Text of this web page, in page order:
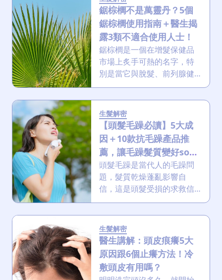
脫髮洗頭水資訊，還是想從
飲食方面著手改善，本文都
能提供實用建議！
鋸棕櫚不是萬靈丹？5個
鋸棕櫚使用指南＋醫生揭
露3類不適合使用人士！
鋸棕櫚是一個在增髮保健品
市場上炙手可熱的名字，特
別是當它與脫髮、前列腺健
康等問題聯繫在一起時。許
多人將其視為解決男性脫髮
的天然救星，但鋸棕櫚提取
物真的有如此神奇的功效
嗎？這篇文章將帶你深入了
解鋸棕櫚的真正面貌，從科
學角度解析其作用原理，並
破除坊間的迷思，文章最後
還有獨家的生髮療程優惠大
放送！別錯過了！
生髮解密
【頭髮毛躁必讀】5大成
因＋10款抗毛躁產品推
薦，讓毛躁髮質變好so
easy！
頭髮毛躁是當代人的毛躁問
題，髮質乾燥蓬亂影響自
信，這是頭髮受損的求救信
號！本文將為你徹底解析頭
髮毛躁的原因、糾正6大護髮
NG行為，並提供10款抗毛躁
產品推薦，給你解決方法，
輕鬆讓毛躁髮質變好，重拾
健康光澤！
生髮解密
醫生講解：頭皮痕癢5大
原因跟6個止癢方法！冷
敷頭皮有用嗎？